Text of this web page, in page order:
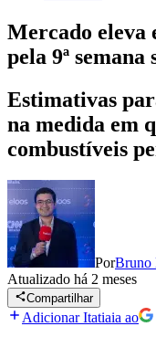
Mercado eleva
pela 9ª semana
Estimativas
na medida em
combustíveis
PorBruno
Atualizado há 2 meses
Compartilhar
Adicionar Itatiaia ao